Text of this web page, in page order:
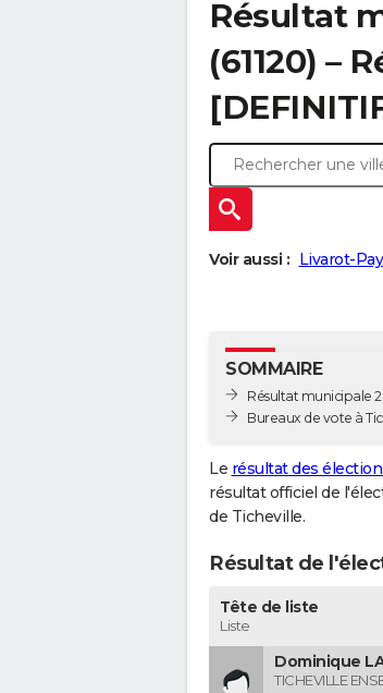
Résultat
(61120) –
Voir aussi : Livarot-
SOMMAIRE
Résultat municipale
Bureaux de vote à
Le résultat des
résultat officiel de
de Ticheville.
Résultat de
Tête de liste
Liste
Dominique
TICHEVILLE